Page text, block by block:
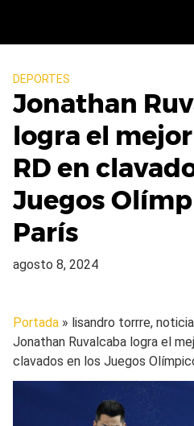
DEPORTES
Jonathan
logra el
RD en
Juegos
París
agosto 8, 2024
Portada » lisandro torrre,
Jonathan Ruvalcaba logra el
clavados en los Juegos